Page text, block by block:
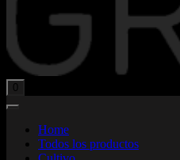
0
Home
Todos los productos